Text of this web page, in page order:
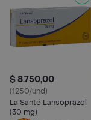
$ 8.750,00
(1250/und)
La Santé Lansoprazol
(30 mg)